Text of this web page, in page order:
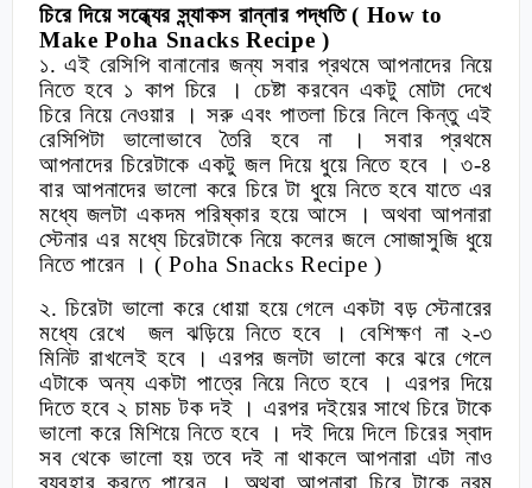
চিরে দিয়ে সন্ধ্যের স্ন্যাকস রান্নার পদ্ধতি( How to
Make Poha Snacks Recipe )
১. এই রেসিপি বানানোর জন্য সবার প্রথমে আপনাদের নিয়ে
নিতে হবে ১ কাপ চিরে । চেষ্টা করবেন একটু মোটা দেখে
চিরে নিয়ে নেওয়ার । সরু এবং পাতলা চিরে নিলে কিন্তু এই
রেসিপিটা ভালোভাবে তৈরি হবে না । সবার প্রথমে
আপনাদের চিরেটাকে একটু জল দিয়ে ধুয়ে নিতে হবে । ৩-৪
বার আপনাদের ভালো করে চিরে টা ধুয়ে নিতে হবে যাতে এর
মধ্যে জলটা একদম পরিষ্কার হয়ে আসে । অথবা আপনারা
স্টেনার এর মধ্যে চিরেটাকে নিয়ে কলের জলে সোজাসুজি ধুয়ে
নিতে পারেন । ( Poha Snacks Recipe )
২. চিরেটা ভালো করে ধোয়া হয়ে গেলে একটা বড় স্টেনারের
মধ্যে রেখে জল ঝড়িয়ে নিতে হবে । বেশিক্ষণ না ২-৩
মিনিট রাখলেই হবে । এরপর জলটা ভালো করে ঝরে গেলে
এটাকে অন্য একটা পাত্রে নিয়ে নিতে হবে । এরপর দিয়ে
দিতে হবে ২ চামচ টক দই । এরপর দইয়ের সাথে চিরে টাকে
ভালো করে মিশিয়ে নিতে হবে । দই দিয়ে দিলে চিরের স্বাদ
সব থেকে ভালো হয় তবে দই না থাকলে আপনারা এটা নাও